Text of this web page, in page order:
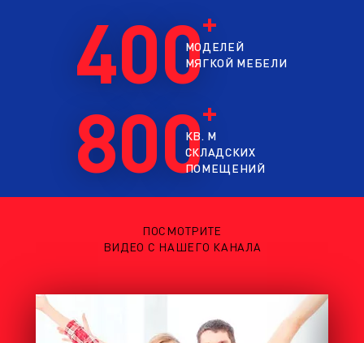
400МОДЕЛЕЙ
МЯГКОЙ МЕБЕЛИ
800
КВ. М
СКЛАДСКИХ
ПОМЕЩЕНИЙ
ПОСМОТРИТЕ
ВИДЕО С НАШЕГО КАНАЛА